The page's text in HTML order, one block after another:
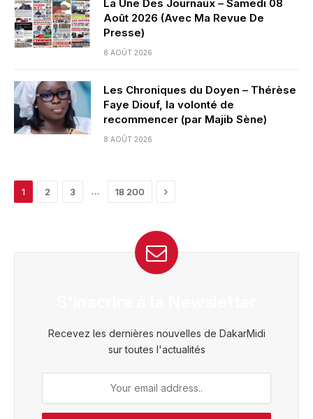
La Une Des Journaux – Samedi 08
Août 2026 (Avec Ma Revue De
Presse)
8 AOÛT 2026
Les Chroniques du Doyen – Thérèse
Faye Diouf, la volonté de
recommencer (par Majib Sène)
8 AOÛT 2026
1 2 3 … 18 200 Next
Recevez les dernières nouvelles de DakarMidi
sur toutes l'actualités